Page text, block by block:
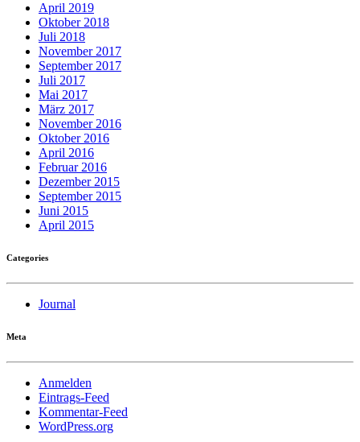
April 2019
Oktober 2018
Juli 2018
November 2017
September 2017
Juli 2017
Mai 2017
März 2017
November 2016
Oktober 2016
April 2016
Februar 2016
Dezember 2015
September 2015
Juni 2015
April 2015
Categories
Journal
Meta
Anmelden
Eintrags-Feed
Kommentar-Feed
WordPress.org